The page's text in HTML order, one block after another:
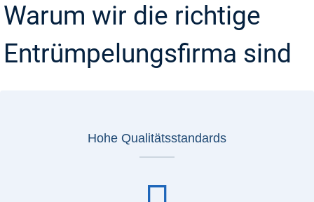
Warum wir die richtige
Entrümpelungsfirma sind
Hohe Qualitätsstandards